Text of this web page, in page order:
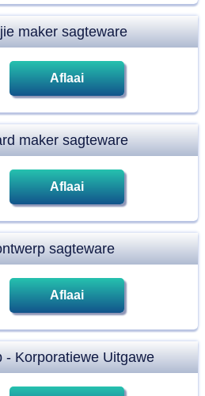
maker sagteware
Aflaai
maker sagteware
Aflaai
sagteware
Aflaai
- Korporatiewe Uitgawe